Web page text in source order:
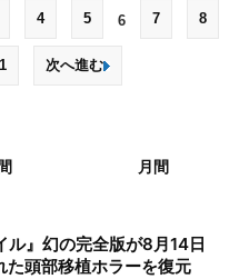
4 5 6 7 8
次へ進む
月間
ル』幻の完全版が8月14日
た頭部移植ホラーを復元